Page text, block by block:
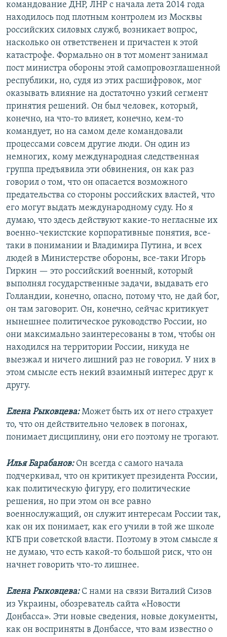
командование ДНР, ЛНР с начала лета 2014 года
находилось под плотным контролем из Москвы
российских силовых служб, возникает вопрос,
насколько он ответственен и причастен к этой
катастрофе. Формально он в тот момент занимал
пост министра обороны этой самопровозглашенной
республики, но, судя из этих расшифровок, мог
оказывать влияние на достаточно узкий сегмент
принятия решений. Он был человек, который,
конечно, на что-то влияет, конечно, кем-то
командует, но на самом деле командовали
процессами совсем другие люди. Он один из
немногих, кому международная следственная
группа предъявила эти обвинения, он как раз
говорил о том, что он опасается возможного
предательства со стороны российских властей, что
его могут выдать международному суду. Но я
думаю, что здесь действуют какие-то негласные их
военно-чекистские корпоративные понятия, все-
таки в понимании и Владимира Путина, и всех
людей в Министерстве обороны, все-таки Игорь
Гиркин — это российский военный, который
выполнял государственные задачи, выдавать его
Голландии, конечно, опасно, потому что, не дай бог,
он там заговорит. Он, конечно, сейчас критикует
нынешнее политическое руководство России, но
они максимально заинтересованы в том, чтобы он
находился на территории России, никуда не
выезжал и ничего лишний раз не говорил. У них в
этом смысле есть некий взаимный интерес друг к
другу.
Елена Рыковцева:Может быть их от него страхует
то, что он действительно человек в погонах,
понимает дисциплину, они его поэтому не трогают.
Илья Барабанов: Он всегда с самого начала
подчеркивал, что он критикует президента России,
как политическую фигуру, его политические
решения, но при этом он все равно
военнослужащий, он служит интересам России так,
как он их понимает, как его учили в той же школе
КГБ при советской власти. Поэтому в этом смысле я
не думаю, что есть какой-то большой риск, что он
начнет говорить что-то лишнее.
Елена Рыковцева:С нами на связи Виталий Сизов
из Украины, обозреватель сайта «Новости
Донбасса». Эти новые сведения, новые документы,
как он восприняты в Донбассе, что вам известно о